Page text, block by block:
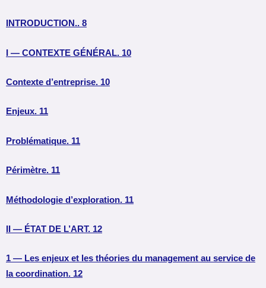
INTRODUCTION.. 8
I — CONTEXTE GÉNÉRAL. 10
Contexte d’entreprise. 10
Enjeux. 11
Problématique. 11
Périmètre. 11
Méthodologie d’exploration. 11
II — ÉTAT DE L’ART. 12
1 — Les enjeux et les théories du management au service de
la coordination. 12